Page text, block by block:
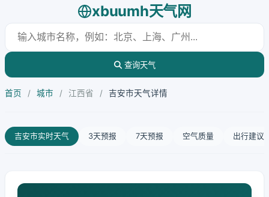
xbuumh天气网
查询天气
首页 / 城市 / 江西省 / 吉安市天气详情
吉安市实时天气 3天预报 7天预报 空气质量 出行建议